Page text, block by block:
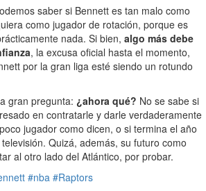
saber si Bennett es tan malo como
como jugador de rotación, porque es
nada. Si bien, algo más debe
, la excusa oficial hasta el momento,
por la gran liga esté siendo un rotundo
gran pregunta: ¿ahora qué? No se sabe si
en contratarle y darle verdaderamente
jugador como dicen, o si termina el año
Quizá, además, su futuro como
al otro lado del Atlántico, por probar.
#nba #Raptors